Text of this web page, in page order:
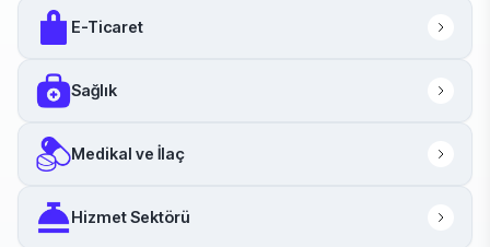
E-Ticaret
Sağlık
Medikal ve İlaç
Hizmet Sektörü